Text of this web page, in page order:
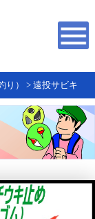
） > 遠投サビキ